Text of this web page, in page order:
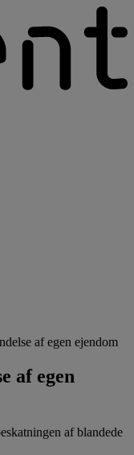
af egen ejendom
af egen
af blandede